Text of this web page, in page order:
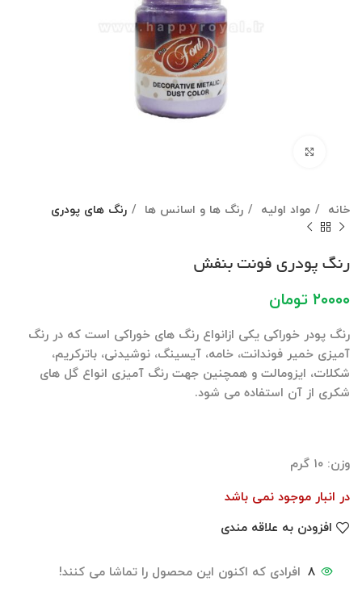
خانه مواد اولیه رنگ ها و اسانس ها رنگ های پودری
رنگ پودری فونت بنفش
۲۰۰۰۰ تومان
رنگ پودر خوراکی یکی ازانواع رنگ های خوراکی است که در رنگ
آمیزی خمیر فوندانت، خامه، آیسینگ، نوشیدنی، باترکریم،
شکلات، ایزومالت و همچنین جهت رنگ آمیزی انواع گل های
شکری از آن استفاده می شود.
وزن: ۱۰ گرم
در انبار موجود نمی باشد
افزودن به علاقه مندی
8 افرادی که اکنون این محصول را تماشا می کنند!